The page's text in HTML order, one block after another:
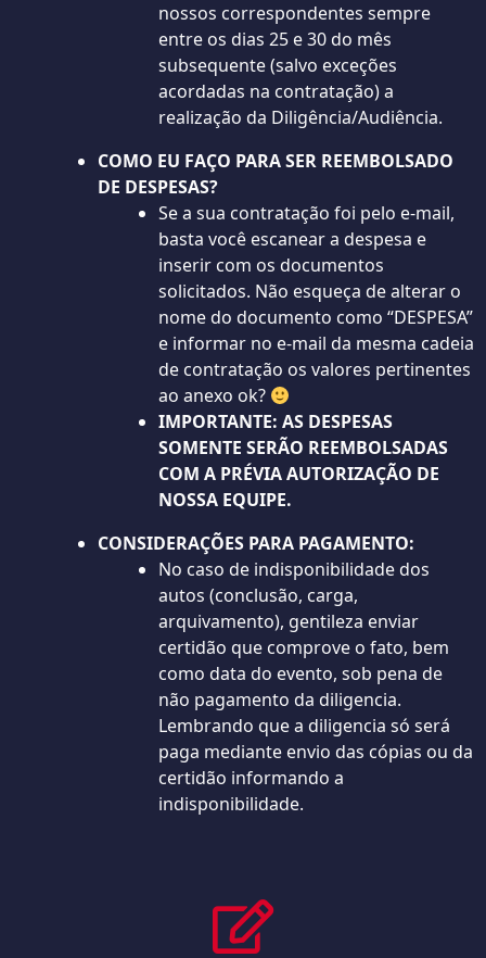
nossos correspondentes sempre
entre os dias 25 e 30 do mês
subsequente (salvo exceções
acordadas na contratação) a
realização da Diligência/Audiência.
COMO EU FAÇO PARA SER REEMBOLSADO
DE DESPESAS?
Se a sua contratação foi pelo e-mail,
basta você escanear a despesa e
inserir com os documentos
solicitados. Não esqueça de alterar o
nome do documento como “DESPESA”
e informar no e-mail da mesma cadeia
de contratação os valores pertinentes
ao anexo ok?
IMPORTANTE: AS DESPESAS
SOMENTE SERÃO REEMBOLSADAS
COM A PRÉVIA AUTORIZAÇÃO DE
NOSSA EQUIPE.
CONSIDERAÇÕES PARA PAGAMENTO:
No caso de indisponibilidade dos
autos (conclusão, carga,
arquivamento), gentileza enviar
certidão que comprove o fato, bem
como data do evento, sob pena de
não pagamento da diligencia.
Lembrando que a diligencia só será
paga mediante envio das cópias ou da
certidão informando a
indisponibilidade.